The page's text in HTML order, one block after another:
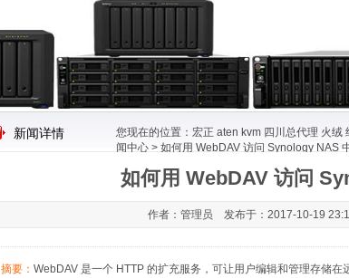
新闻详情 您现在的位置： 宏正 aten kvm 四川总代理 火绒
闻中心 > 如何用 WebDAV 访问 Synology NAS
如何用 WebDAV 访问
作者：管理员 发布于：2017-10-19
摘要： WebDAV 是一个 HTTP 的扩充服务，可让用户编辑和管理存储